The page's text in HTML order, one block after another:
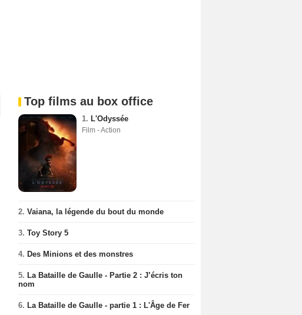
Top films au box office
1. L'Odyssée
Film - Action
2. Vaiana, la légende du bout du monde
3. Toy Story 5
4. Des Minions et des monstres
5. La Bataille de Gaulle - Partie 2 : J’écris ton
nom
6. La Bataille de Gaulle - partie 1 : L'Âge de Fer